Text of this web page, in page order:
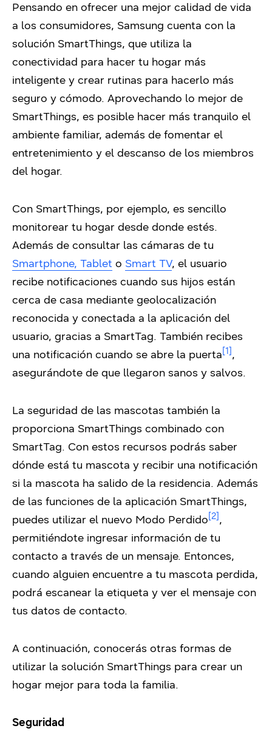
Pensando en ofrecer una mejor calidad de vida
a los consumidores, Samsung cuenta con la
solución SmartThings, que utiliza la
conectividad para hacer tu hogar más
inteligente y crear rutinas para hacerlo más
seguro y cómodo. Aprovechando lo mejor de
SmartThings, es posible hacer más tranquilo el
ambiente familiar, además de fomentar el
entretenimiento y el descanso de los miembros
del hogar.
Con SmartThings, por ejemplo, es sencillo
monitorear tu hogar desde donde estés.
Además de consultar las cámaras de tu
Smartphone, Tablet o Smart TV, el usuario
recibe notificaciones cuando sus hijos están
cerca de casa mediante geolocalización
reconocida y conectada a la aplicación del
usuario, gracias a SmartTag. También recibes
una notificación cuando se abre la puerta [1] ,
asegurándote de que llegaron sanos y salvos.
La seguridad de las mascotas también la
proporciona SmartThings combinado con
SmartTag. Con estos recursos podrás saber
dónde está tu mascota y recibir una notificación
si la mascota ha salido de la residencia. Además
de las funciones de la aplicación SmartThings,
puedes utilizar el nuevo Modo Perdido [2] ,
permitiéndote ingresar información de tu
contacto a través de un mensaje. Entonces,
cuando alguien encuentre a tu mascota perdida,
podrá escanear la etiqueta y ver el mensaje con
tus datos de contacto.
A continuación, conocerás otras formas de
utilizar la solución SmartThings para crear un
hogar mejor para toda la familia.
Seguridad